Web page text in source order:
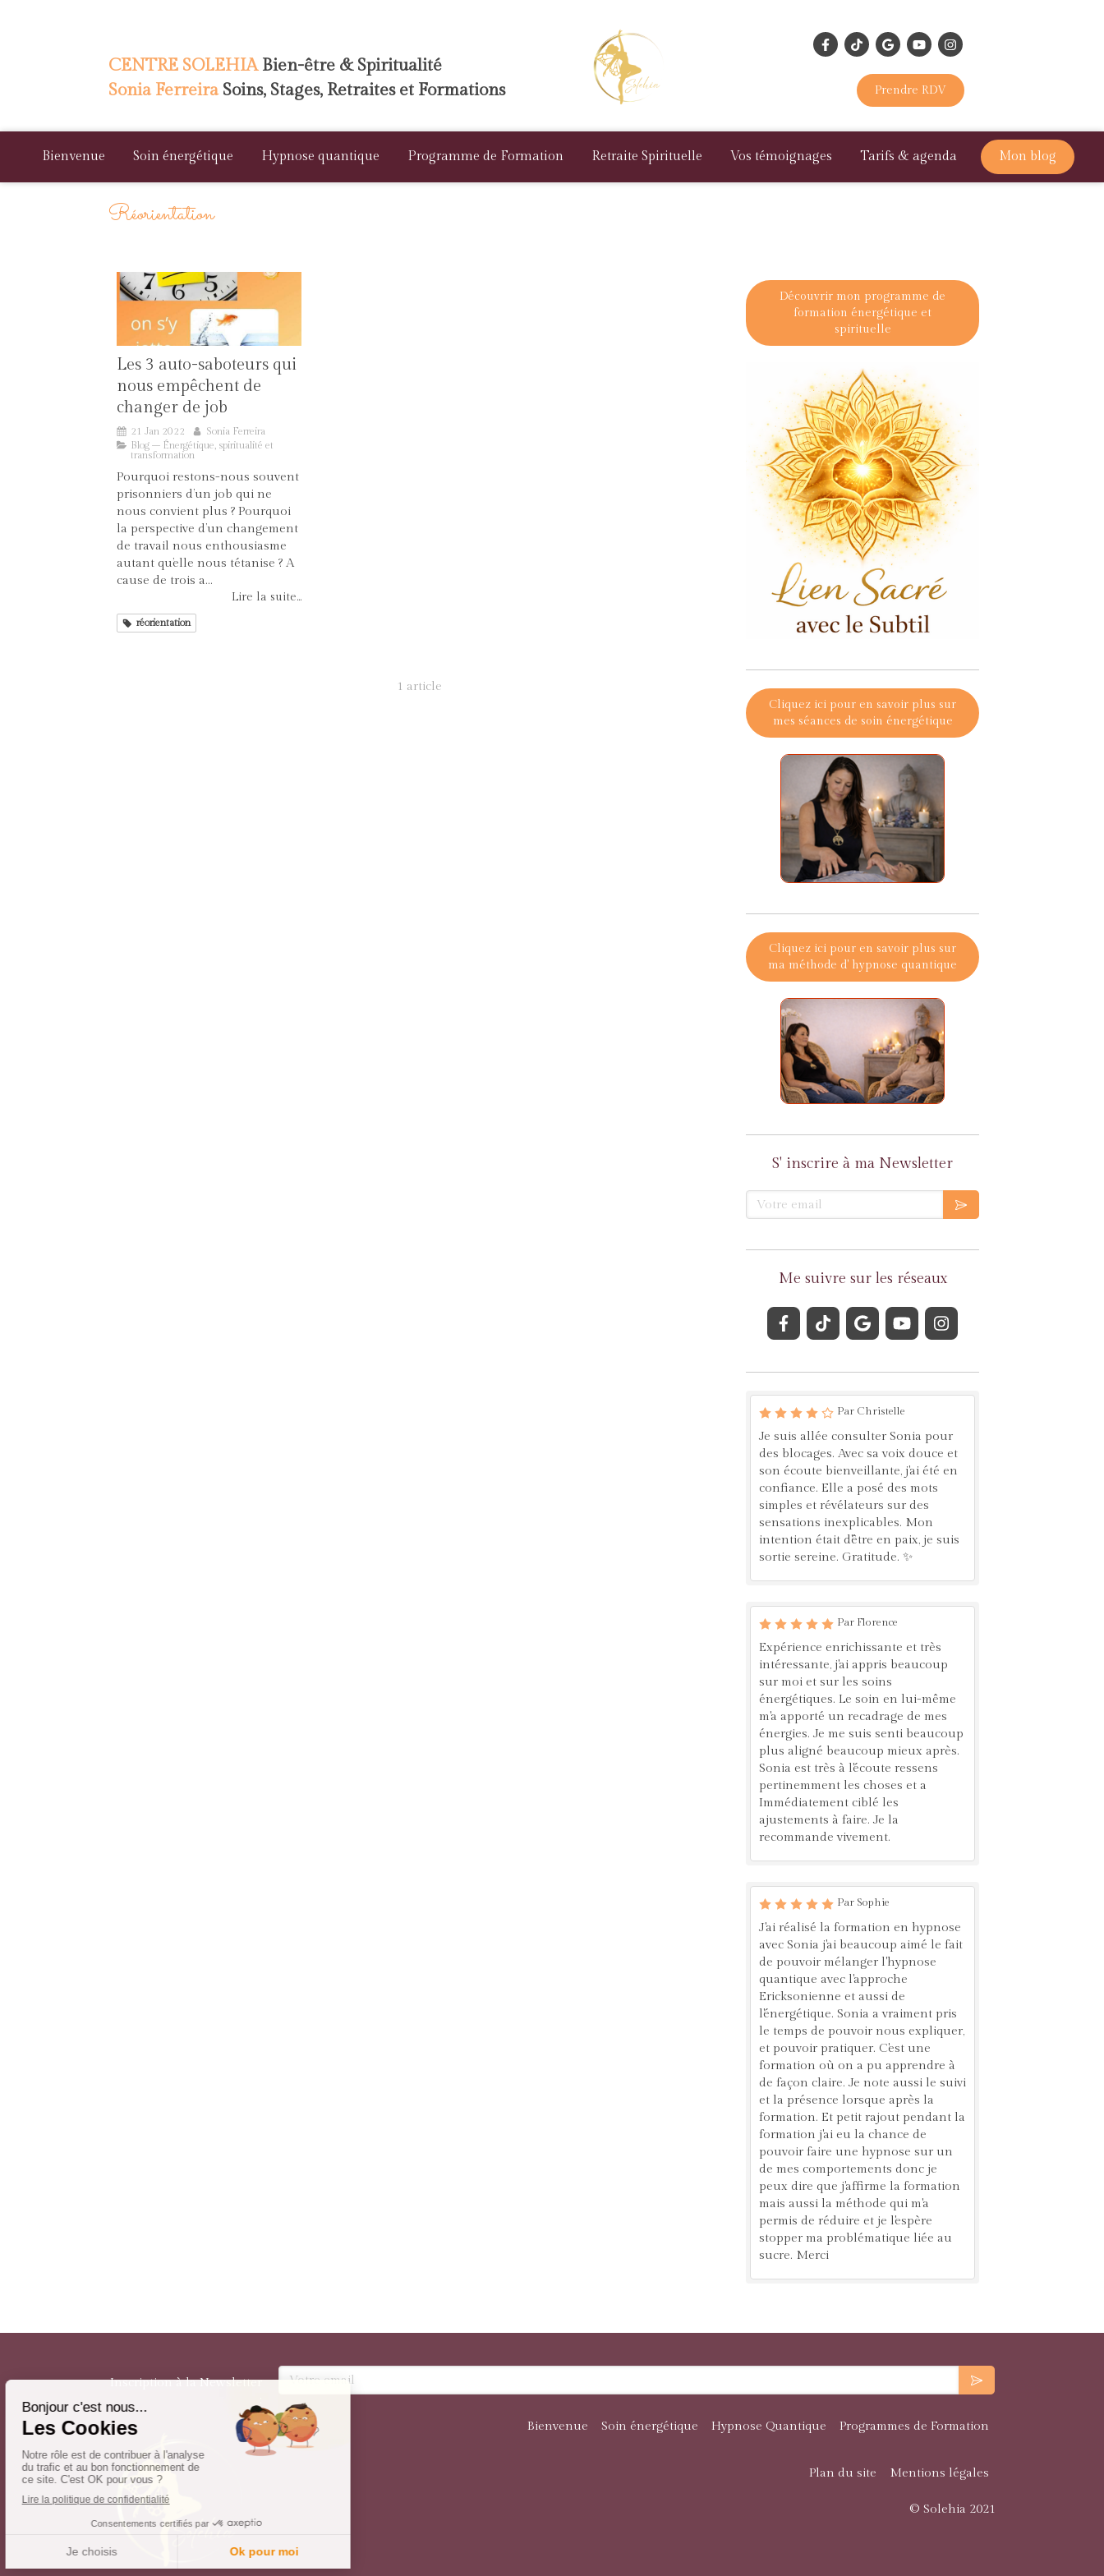
CENTRE SOLEHIABien-être & Spiritualité
Sonia Ferreira Soins, Stages, Retraites et Formations Prendre RDV
Bienvenue Soin énergétique Hypnose quantique Programme de Formation Retraite Spirituelle Vos témoignages Tarifs & agenda Mon blog
Réorientation
Les 3 auto-saboteurs qui
nous empêchent de
changer de job
21 Jan 2022
Sonia Ferreira
Blog – Énergétique, spiritualité et
transformation
Pourquoi restons-nous souvent
prisonniers d’un job qui ne
nous convient plus ? Pourquoi
la perspective d’un changement
de travail nous enthousiasme
autant qu’elle nous tétanise ? A
cause de trois a...
Lire la suite...
réorientation
1 article
Découvrir mon programme de
formation énergétique et
spirituelle
Cliquez ici pour en savoir plus sur
mes séances de soin énergétique
Cliquez ici pour en savoir plus sur
ma méthode d' hypnose quantique
S' inscrire à ma Newsletter
Votre email
Me suivre sur les réseaux
Par Christelle
Je suis allée consulter Sonia pour
des blocages. Avec sa voix douce et
son écoute bienveillante, j'ai été en
confiance. Elle a posé des mots
simples et révélateurs sur des
sensations inexplicables. Mon
intention était d'être en paix, je suis
sortie sereine. Gratitude. ✨
Par Florence
Expérience enrichissante et très
intéressante, j'ai appris beaucoup
sur moi et sur les soins
énergétiques. Le soin en lui-même
m'a apporté un recadrage de mes
énergies. Je me suis senti beaucoup
plus aligné beaucoup mieux après.
Sonia est très à l'écoute ressens
pertinemment les choses et a
Immédiatement ciblé les
ajustements à faire. Je la
recommande vivement.
Par Sophie
J'ai réalisé la formation en hypnose
avec Sonia j'ai beaucoup aimé le fait
de pouvoir mélanger l'hypnose
quantique avec l'approche
Ericksonienne et aussi de
l'énergétique. Sonia a vraiment pris
le temps de pouvoir nous expliquer,
et pouvoir pratiquer. C'est une
formation où on a pu apprendre à
de façon claire. Je note aussi le suivi
et la présence lorsque après la
formation. Et petit rajout pendant la
formation j'ai eu la chance de
pouvoir faire une hypnose sur un
de mes comportements donc je
peux dire que j'affirme la formation
mais aussi la méthode qui m'a
permis de réduire et je l'espère
stopper ma problématique liée au
sucre. Merci
Inscription à la Newsletter
Votre email
Bienvenue Soin énergétique Hypnose Quantique Programmes de Formation
Plan du site Mentions légales
© Solehia 2021